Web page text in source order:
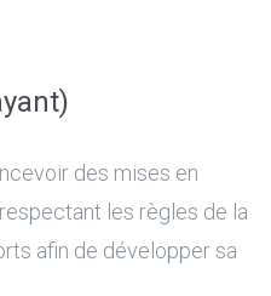
des mises en
les règles de la
afin de développer sa